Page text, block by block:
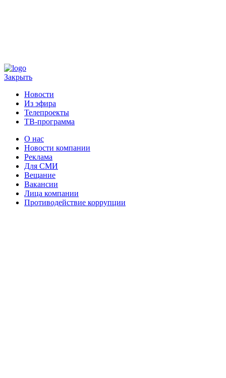
Закрыть
Новости
Из эфира
Телепроекты
ТВ-программа
О нас
Новости компании
Реклама
Для СМИ
Вещание
Вакансии
Лица компании
Противодействие коррупции